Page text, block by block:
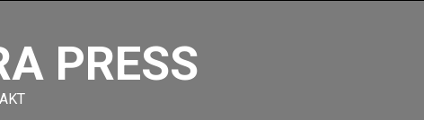
PRESS